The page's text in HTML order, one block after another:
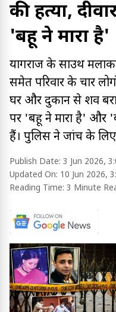
की हत्या,
'बहू ने मारा है'
प्रयागराज के साउथ
समेत परिवार के चार
घर और दुकान से शव
पर 'बहू ने मारा है' और
हैं। पुलिस ने जांच के लिए
Publish Date: 3 Jun 2026,
Updated On: 10 Jun 2026,
Reading Time: 3 Minute